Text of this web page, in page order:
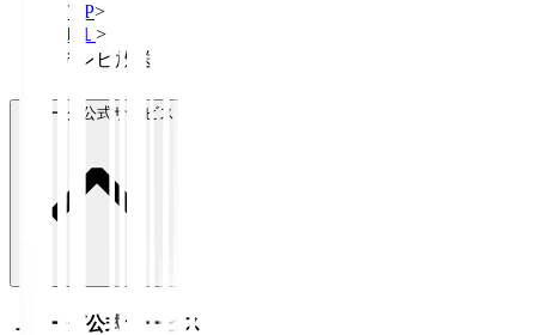
TOP>
Ｊ１ >
テレビ放送
Ｊリーグ公式サービス
Ｊリーグ公式サービス